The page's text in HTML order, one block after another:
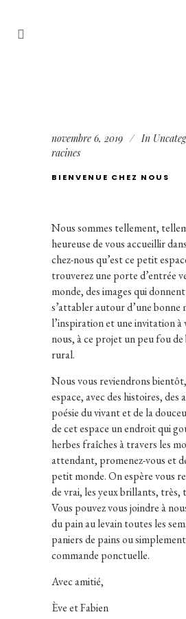
novembre 6, 2019 In
racines
BIENVENUE CHEZ NOUS
Nous sommes tellement,
heureuse de vous accueillir
chez-nous qu’est ce petit
trouverez une porte d’entrée
monde, des images qui
s’attabler autour d’une bonne
l’inspiration et une invitation à
nous, à ce projet un peu fou
rural.
Nous vous reviendrons
espace, avec des histoires, des
poésie du vivant et de la
de cet espace un endroit qui
herbes fraîches à travers les
attendant, promenez-vous et
petit monde. On espère vous
de vrai, les yeux brillants, très,
Vous pouvez vous joindre à
du pain au levain toutes les
paniers de painsou
commande ponctuelle.
Avec amitié,
Ève et Fabien